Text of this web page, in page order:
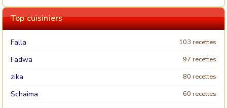
Top cuisiniers
Falla 103 recettes
Fadwa 97 recettes
zika 80 recettes
Schaima 60 recettes